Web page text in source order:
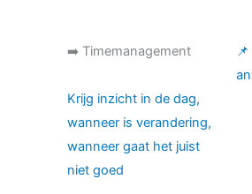
➡️ Timemanagement
Krijg inzicht in de dag,
wanneer is verandering,
wanneer gaat het juist
niet goed